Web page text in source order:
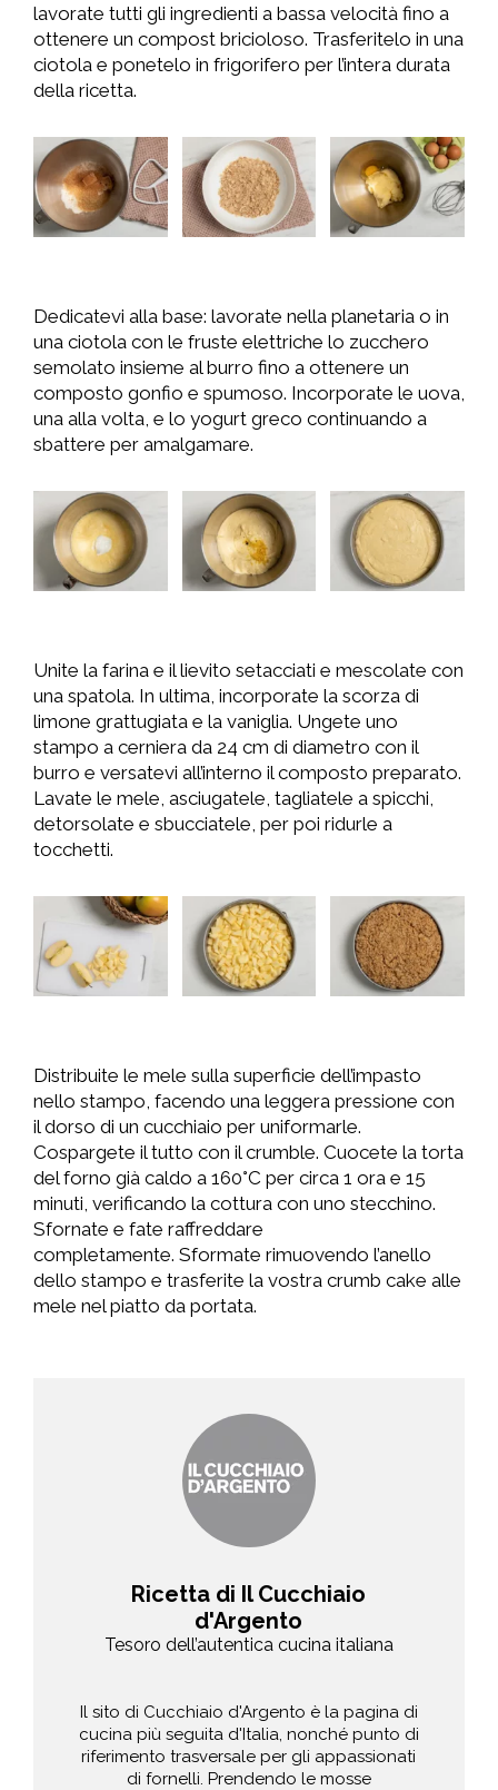
lavorate tutti gli ingredienti a bassa velocità fino a
ottenere un compost bricioloso. Trasferitelo in una
ciotola e ponetelo in frigorifero per l’intera durata
della ricetta.
Dedicatevi alla base: lavorate nella planetaria o in
una ciotola con le fruste elettriche lo zucchero
semolato insieme al burro fino a ottenere un
composto gonfio e spumoso. Incorporate le uova,
una alla volta, e lo yogurt greco continuando a
sbattere per amalgamare.
Unite la farina e il lievito setacciati e mescolate con
una spatola. In ultima, incorporate la scorza di
limone grattugiata e la vaniglia. Ungete uno
stampo a cerniera da 24 cm di diametro con il
burro e versatevi all’interno il composto preparato.
Lavate le mele, asciugatele, tagliatele a spicchi,
detorsolate e sbucciatele, per poi ridurle a
tocchetti.
Distribuite le mele sulla superficie dell’impasto
nello stampo, facendo una leggera pressione con
il dorso di un cucchiaio per uniformarle.
Cospargete il tutto con il crumble. Cuocete la torta
del forno già caldo a 160°C per circa 1 ora e 15
minuti, verificando la cottura con uno stecchino.
Sfornate e fate raffreddare
completamente. Sformate rimuovendo l’anello
dello stampo e trasferite la vostra crumb cake alle
mele nel piatto da portata.
Ricetta di Il Cucchiaio
d'Argento
Tesoro dell’autentica cucina italiana
Il sito di Cucchiaio d'Argento è la pagina di
cucina più seguita d'Italia, nonché punto di
riferimento trasversale per gli appassionati
di fornelli. Prendendo le mosse